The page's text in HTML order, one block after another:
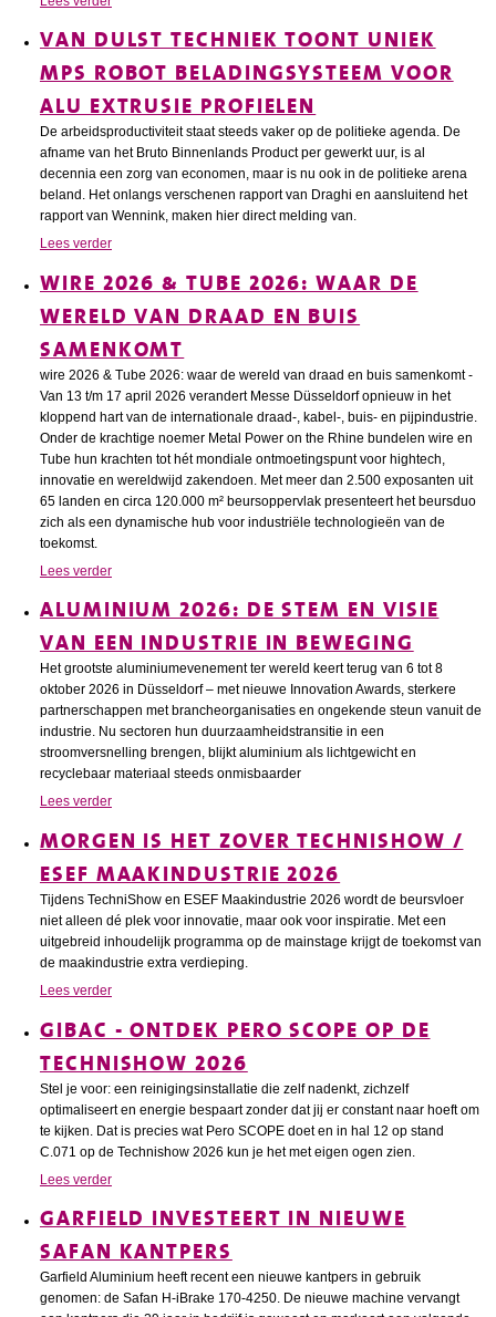
VAN DULST TECHNIEK TOONT UNIEK
MPS ROBOT BELADINGSYSTEEM VOOR
ALU EXTRUSIE PROFIELEN
De arbeidsproductiviteit staat steeds vaker op de politieke agenda. De
afname van het Bruto Binnenlands Product per gewerkt uur, is al
decennia een zorg van economen, maar is nu ook in de politieke arena
beland. Het onlangs verschenen rapport van Draghi en aansluitend het
rapport van Wennink, maken hier direct melding van.
Lees verder
WIRE 2026 & TUBE 2026: WAAR DE
WERELD VAN DRAAD EN BUIS
SAMENKOMT
wire 2026 & Tube 2026: waar de wereld van draad en buis samenkomt -
Van 13 t/m 17 april 2026 verandert Messe Düsseldorf opnieuw in het
kloppend hart van de internationale draad-, kabel-, buis- en pijpindustrie.
Onder de krachtige noemer Metal Power on the Rhine bundelen wire en
Tube hun krachten tot hét mondiale ontmoetingspunt voor hightech,
innovatie en wereldwijd zakendoen. Met meer dan 2.500 exposanten uit
65 landen en circa 120.000 m² beursoppervlak presenteert het beursduo
zich als een dynamische hub voor industriële technologieën van de
toekomst.
Lees verder
ALUMINIUM 2026: DE STEM EN VISIE
VAN EEN INDUSTRIE IN BEWEGING
Het grootste aluminiumevenement ter wereld keert terug van 6 tot 8
oktober 2026 in Düsseldorf – met nieuwe Innovation Awards, sterkere
partnerschappen met brancheorganisaties en ongekende steun vanuit de
industrie. Nu sectoren hun duurzaamheidstransitie in een
stroomversnelling brengen, blijkt aluminium als lichtgewicht en
recyclebaar materiaal steeds onmisbaarder
Lees verder
MORGEN IS HET ZOVER TECHNISHOW /
ESEF MAAKINDUSTRIE 2026
Tijdens TechniShow en ESEF Maakindustrie 2026 wordt de beursvloer
niet alleen dé plek voor innovatie, maar ook voor inspiratie. Met een
uitgebreid inhoudelijk programma op de mainstage krijgt de toekomst van
de maakindustrie extra verdieping.
Lees verder
GIBAC - ONTDEK PERO SCOPE OP DE
TECHNISHOW 2026
Stel je voor: een reinigingsinstallatie die zelf nadenkt, zichzelf
optimaliseert en energie bespaart zonder dat jij er constant naar hoeft om
te kijken. Dat is precies wat Pero SCOPE doet en in hal 12 op stand
C.071 op de Technishow 2026 kun je het met eigen ogen zien.
Lees verder
GARFIELD INVESTEERT IN NIEUWE
SAFAN KANTPERS
Garfield Aluminium heeft recent een nieuwe kantpers in gebruik
genomen: de Safan H-iBrake 170-4250. De nieuwe machine vervangt